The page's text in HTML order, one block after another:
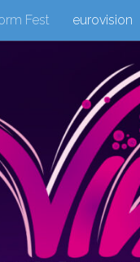
Fest eurovision
eurovision 2020
Columnas
Inicio